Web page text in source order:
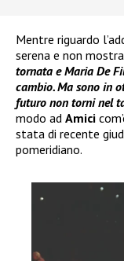
Mentre riguardo
serena e non
tornata e Maria De
cambio. Ma sono in
futuro non torni nel
modo ad Amici
stata di recente
pomeridiano.